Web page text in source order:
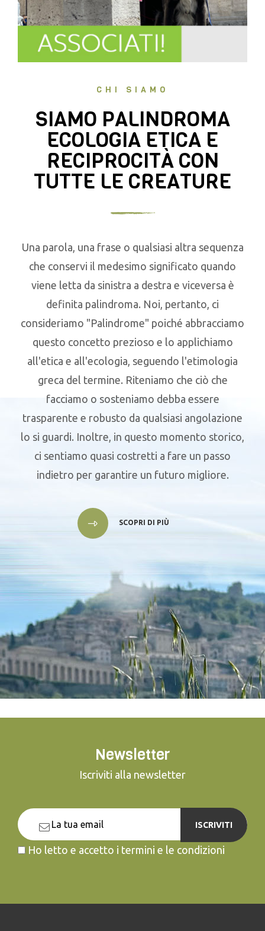
CHI SIAMO
SIAMO PALINDROMA
ECOLOGIA ETICA E
RECIPROCITÀ CON
TUTTE LE CREATURE
Una parola, una frase o qualsiasi altra sequenza
che conservi il medesimo significato quando
viene letta da sinistra a destra e viceversa è
definita palindroma. Noi, pertanto, ci
consideriamo "Palindrome" poiché abbracciamo
questo concetto prezioso e lo applichiamo
all'etica e all'ecologia, seguendo l'etimologia
greca del termine. Riteniamo che ciò che
facciamo o sosteniamo debba essere
trasparente e robusto da qualsiasi angolazione
lo si guardi. Inoltre, in questo momento storico,
ci sentiamo quasi costretti a fare un passo
indietro per garantire un futuro migliore.
SCOPRI DI PIÙ
Newsletter
Iscriviti alla newsletter
ISCRIVITI
Ho letto e accetto i termini e le condizioni